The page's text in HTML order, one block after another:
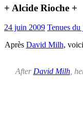
+ Alcide Rioche +
24 juin 2009 Tenues du
Après David Milh,
After David Milh,